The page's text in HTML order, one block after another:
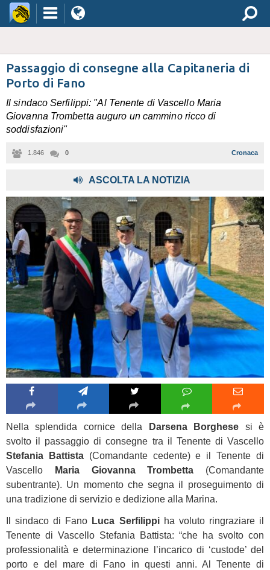
Passaggio di consegne alla Capitaneria di
Porto di Fano
Il sindaco Serfilippi: "Al Tenente di Vascello Maria
Giovanna Trombetta auguro un cammino ricco di
soddisfazioni"
1.846 0 Cronaca
ASCOLTA LA NOTIZIA
Nella splendida cornice della Darsena Borghese si è
svolto il passaggio di consegne tra il Tenente di Vascello
Stefania Battista(Comandante cedente) e il Tenente di
Vascello
Maria Giovanna Trombetta (Comandante
subentrante). Un momento che segna il proseguimento di
una tradizione di servizio e dedizione alla Marina.
Il sindaco di Fano Luca Serfilippiha voluto ringraziare il
Tenente di Vascello Stefania Battista: “che ha svolto con
professionalità e determinazione l’incarico di ‘custode’ del
porto e del mare di Fano in questi anni. Al Tenente di